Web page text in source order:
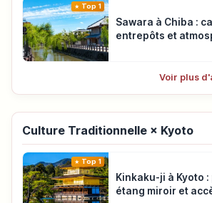
Top 1
Sawara à Chiba :
entrepôts et
Voir plus
Culture Traditionnelle × Kyoto
Top 1
Kinkaku-ji à Kyoto
étang miroir et